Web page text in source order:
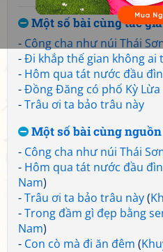
Một số bài cùng tác giả
- Công cha như núi Thái
-Đi khắp thế gian không ai
- Hôm qua tát nước đầu
-Đồng Đăng có phố Kỳ Lừa
-Trâu ơi ta bảo trâu này
Một số bài cùng
- Công cha như núi Thái
- Hôm qua tát nước đầu
Nam)
-Trâu ơi ta bảo trâu này(
-Trong đầm gì đẹp bằng
Nam)
- Con cò mà đi ăn đêm (